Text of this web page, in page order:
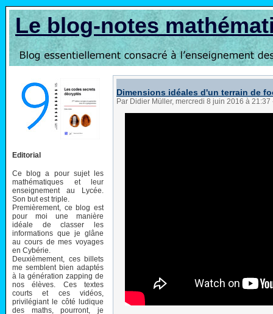
Le blog-notes
Editorial
Ce blog a pour sujet les
mathématiques et leur
enseignement au Lycée.
Son but est triple.
Premièrement, ce blog est
pour moi une manière
idéale de classer les
informations que je glâne
au cours de mes voyages
en Cybérie.
Deuxièmement, ces billets
me semblent bien adaptés
à la génération zapping de
nos élèves. Ces textes
courts et ces vidéos,
privilégiant le côté ludique
des maths, pourront, je
Dimensions idéales d'un terrain de
Par Didier Müller, mercredi 8 juin 2016 à 21:37